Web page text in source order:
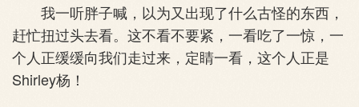
我一听胖子喊，以为又出现了什么古怪的东西，
赶忙扭过头去看。这不看不要紧，一看吃了一惊，一
个人正缓缓向我们走过来，定睛一看，这个人正是
Shirley杨！